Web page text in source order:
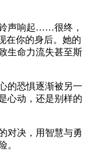
声响起……很终，
在你的身后。她的
生命力流失甚至斯
的恐惧逐渐被另一
心动，还是别样的
对决，用智慧与勇
。